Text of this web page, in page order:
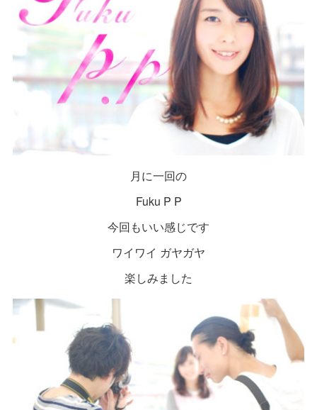
月に一回の
Fuku P P
今回もいい感じです
ワイワイ ガヤガヤ
楽しみました